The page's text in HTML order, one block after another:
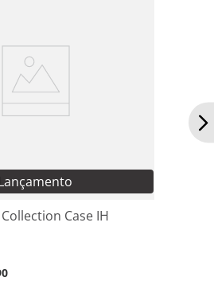
ao carrinho
Case IH